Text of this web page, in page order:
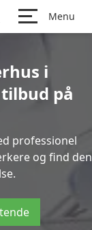
Menu
i
på
professionel
og find den